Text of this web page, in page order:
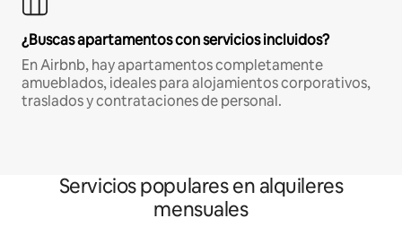
¿Buscas apartamentos con servicios incluidos?
En Airbnb, hay apartamentos completamente
amueblados, ideales para alojamientos corporativos,
traslados y contrataciones de personal.
Servicios populares en alquileres
mensuales